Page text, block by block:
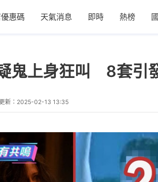
惠碼 天氣消息 即時 熱榜
鬼上身狂叫 8套引
新： 2025-02-13 13:35